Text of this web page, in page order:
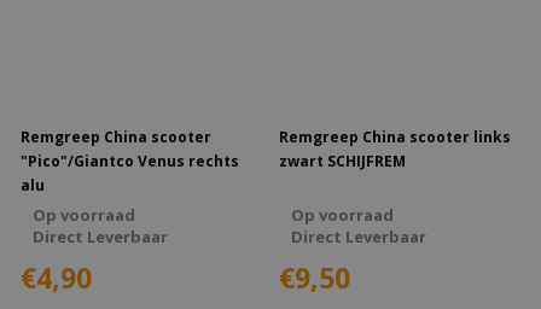
Remgreep China scooter
"Pico"/Giantco Venus rechts
alu
Op voorraad
Direct Leverbaar
€4,90
Remgreep China scooter links
zwart SCHIJFREM
Op voorraad
Direct Leverbaar
€9,50